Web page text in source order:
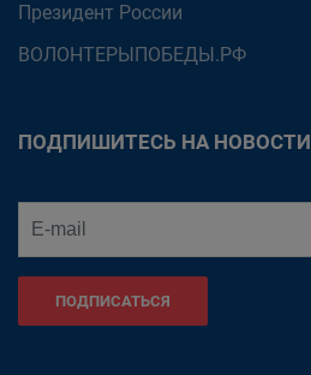
Президент России
ВОЛОНТЕРЫПОБЕДЫ.РФ
ПОДПИШИТЕСЬ НА НОВОСТИ
ПОДПИСАТЬСЯ